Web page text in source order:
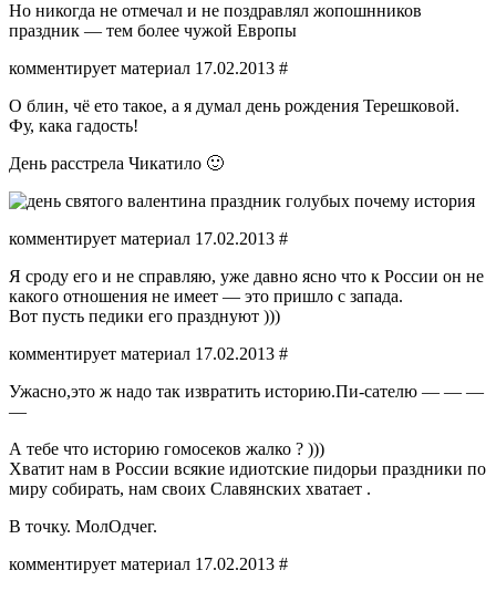
Но никогда не отмечал и не поздравлял жопошнников
праздник — тем более чужой Европы
комментирует материал 17.02.2013 #
О блин, чё ето такое, а я думал день рождения Терешковой.
Фу, кака гадость!
День расстрела Чикатило 🙂
комментирует материал 17.02.2013 #
Я сроду его и не справляю, уже давно ясно что к России он не
какого отношения не имеет — это пришло с запада.
Вот пусть педики его празднуют )))
комментирует материал 17.02.2013 #
Ужасно,это ж надо так извратить историю.Пи-сателю — — —
—
А тебе что историю гомосеков жалко ? )))
Хватит нам в России всякие идиотские пидорьи праздники по
миру собирать, нам своих Славянских хватает .
В точку. МолОдчег.
комментирует материал 17.02.2013 #